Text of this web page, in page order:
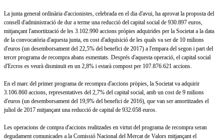
La junta general ordinària d'accionistes, celebrada en el dia d'avui, ha aprovat la proposta del
consell d'administració de dur a terme una reducció del capital social de 930.897 euros,
mitjançant l'amortització de les 3.102.990 accions pròpies adquirides per la Societat a la data
de la convocatòria d'aquesta junta, en cost d'adquisició de les quals va ser de 10 milions
d'euros (un desemborsament del 22,5% del benefici de 2017) a l'empara del segon i part del
tercer programa de recompra abans esmentats. Després d'aquesta operació, el capital social
d'Ercros es veurà disminuït en un 2,8% i estarà compost per 107.876.621 accions.
En el marc del primer programa de recompra d'accions pròpies, la Societat va adquirir
3.106.860 accions, representatives del 2,7% del capital social, amb un cost de 9 milions
d'euros (un desemborsament del 19,9% del benefici de 2016), que van ser amortitzades el
juliol de 2017 mitjançant una reducció de capital de 932.058 euros.
Les operacions de compra d'accions realitzades en virtut del programa de recompra seran
degudament comunicades a la Comissió Nacional del Mercat de Valors mitjançant el